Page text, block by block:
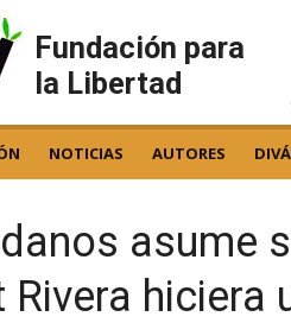
Fundación para
la Libertad
NOTICIAS AUTORES
asume
Rivera hiciera